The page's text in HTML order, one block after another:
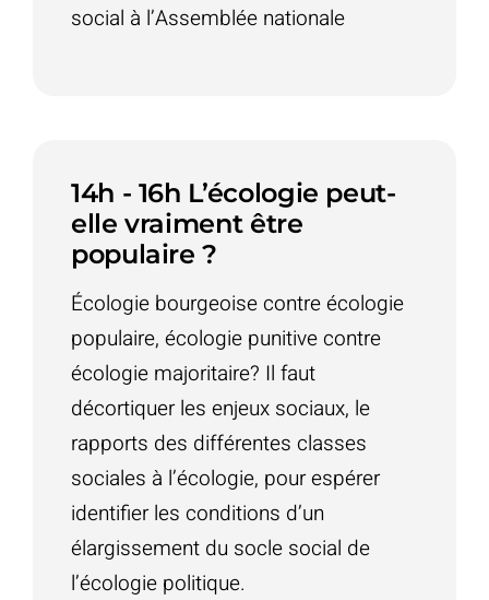
social à l’Assemblée nationale
14h - 16h L’écologie peut-
elle vraiment être
populaire ?
Écologie bourgeoise contre écologie
populaire, écologie punitive contre
écologie majoritaire? Il faut
décortiquer les enjeux sociaux, le
rapports des différentes classes
sociales à l’écologie, pour espérer
identifier les conditions d’un
élargissement du socle social de
l’écologie politique.